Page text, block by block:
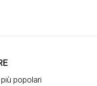
popolari